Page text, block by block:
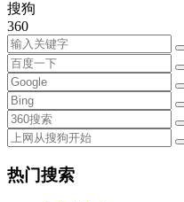
搜狗
360
热门搜索